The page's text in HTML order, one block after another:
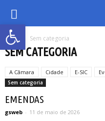
Abrir a barra
Inicio Sem categoria
SEM CATEGORIA
A Câmara Cidade E-SIC
Sem categoria
EMENDAS
gsweb - 11 de maio de 2026